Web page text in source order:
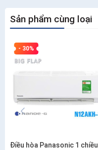
Sản phẩm cùng loại
- 30%
Điều hòa Panasonic 1 chiều